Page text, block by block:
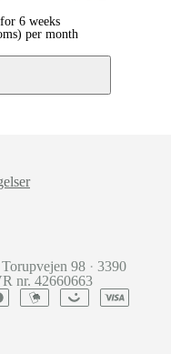
for 6 weeks
per month
Torupvejen 98 · 3390
nr. 42660663